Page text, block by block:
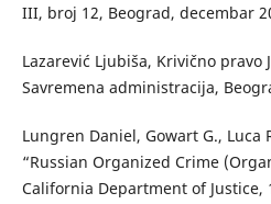
III, broj 12, Beograd, decembar
Lazarević Ljubiša, Krivično pravo
Savremena administracija,
Lungren Daniel, Gowart G., Luca
“Russian Organized Crime
California Department of Justice,